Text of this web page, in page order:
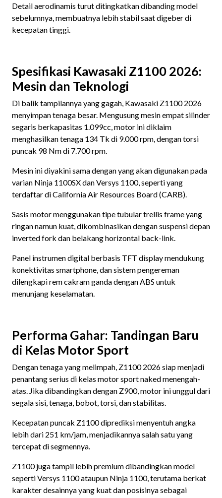
Detail aerodinamis turut ditingkatkan dibanding model
sebelumnya, membuatnya lebih stabil saat digeber di
kecepatan tinggi.
Spesifikasi Kawasaki Z1100 2026:
Mesin dan Teknologi
Di balik tampilannya yang gagah, Kawasaki Z1100 2026
menyimpan tenaga besar. Mengusung mesin empat silinder
segaris berkapasitas 1.099cc, motor ini diklaim
menghasilkan tenaga 134 Tk di 9.000 rpm, dengan torsi
puncak 98 Nm di 7.700 rpm.
Mesin ini diyakini sama dengan yang akan digunakan pada
varian Ninja 1100SX dan Versys 1100, seperti yang
terdaftar di California Air Resources Board (CARB).
Sasis motor menggunakan tipe tubular trellis frame yang
ringan namun kuat, dikombinasikan dengan suspensi depan
inverted fork dan belakang horizontal back-link.
Panel instrumen digital berbasis TFT display mendukung
konektivitas smartphone, dan sistem pengereman
dilengkapi rem cakram ganda dengan ABS untuk
menunjang keselamatan.
Performa Gahar: Tandingan Baru
di Kelas Motor Sport
Dengan tenaga yang melimpah, Z1100 2026 siap menjadi
penantang serius di kelas motor sport naked menengah-
atas. Jika dibandingkan dengan Z900, motor ini unggul dari
segala sisi, tenaga, bobot, torsi, dan stabilitas.
Kecepatan puncak Z1100 diprediksi menyentuh angka
lebih dari 251 km/jam, menjadikannya salah satu yang
tercepat di segmennya.
Z1100 juga tampil lebih premium dibandingkan model
seperti Versys 1100 ataupun Ninja 1100, terutama berkat
karakter desainnya yang kuat dan posisinya sebagai